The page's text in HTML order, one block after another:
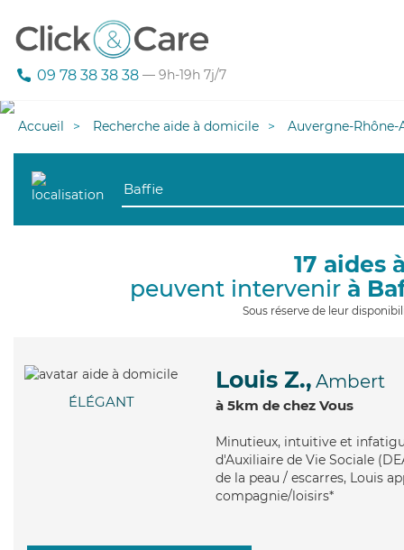
09 78 38 38 38 — 9h-19h 7j/7
Accueil Recherche aide à domicile Auvergne-Rhône-
17 aides
peuvent intervenir à
Sous réserve de leur
ÉLÉGANT
Louis Z., Ambert
à 5km de chez Vous
Minutieux, intuitive et
d'Auxiliaire de Vie Sociale
de la peau / escarres, Louis
compagnie/loisirs*